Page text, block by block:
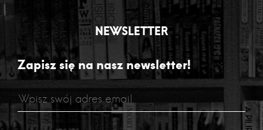
NEWSLETTER
Zapisz się na nasz newsletter!